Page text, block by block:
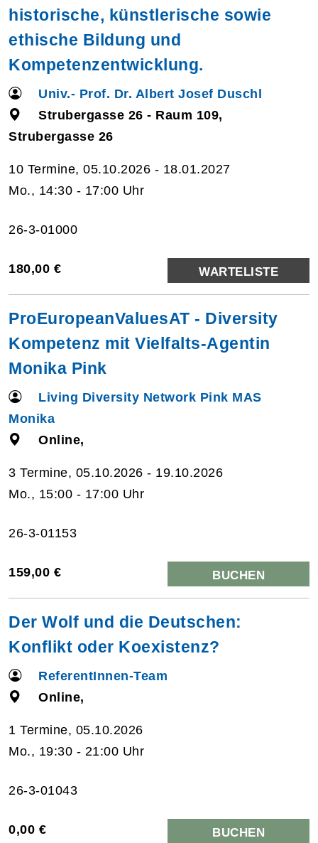
historische, künstlerische sowie
ethische Bildung und
Kompetenzentwicklung.
Univ.- Prof. Dr. Albert Josef Duschl
Strubergasse 26 - Raum 109,
Strubergasse 26
10 Termine, 05.10.2026 - 18.01.2027
Mo., 14:30 - 17:00 Uhr
26-3-01000
180,00 € WARTELISTE
ProEuropeanValuesAT - Diversity
Kompetenz mit Vielfalts-Agentin
Monika Pink
Living Diversity Network Pink MAS
Monika
Online,
3 Termine, 05.10.2026 - 19.10.2026
Mo., 15:00 - 17:00 Uhr
26-3-01153
159,00 € BUCHEN
Der Wolf und die Deutschen:
Konflikt oder Koexistenz?
ReferentInnen-Team
Online,
1 Termine, 05.10.2026
Mo., 19:30 - 21:00 Uhr
26-3-01043
0,00 € BUCHEN